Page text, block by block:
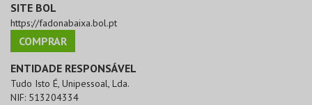
SITE BOL
https://fadonabaixa.bol.pt
COMPRAR
ENTIDADE RESPONSÁVEL
Tudo Isto É, Unipessoal, Lda.
NIF: 513204334